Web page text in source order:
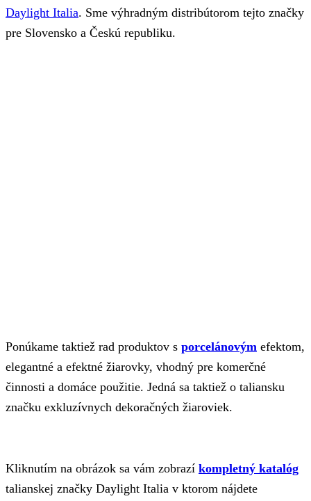
Daylight Italia. Sme výhradným distribútorom tejto značky
pre Slovensko a Českú republiku.
Ponúkame taktiež rad produktov s porcelánovým efektom,
elegantné a efektné žiarovky, vhodný pre komerčné
činnosti a domáce použitie. Jedná sa taktiež o taliansku
značku exkluzívnych dekoračných žiaroviek.
Kliknutím na obrázok sa vám zobrazí kompletný katalóg
talianskej značky Daylight Italia v ktorom nájdete